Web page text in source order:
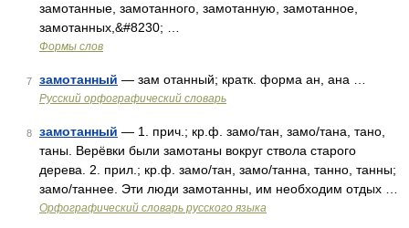
замотанные, замотанного, замотанную, замотанное,
замотанных,&#8230; …
Формы слов
7 замотанный — зам отанный; кратк. форма ан, ана …
Русский орфографический словарь
8 замотанный — 1. прич.; кр.ф. замо/тан, замо/тана, тано,
таны. Верёвки были замотаны вокруг ствола старого
дерева. 2. прил.; кр.ф. замо/тан, замо/танна, танно, танны;
замо/таннее. Эти люди замотанны, им необходим отдых …
Орфографический словарь русского языка